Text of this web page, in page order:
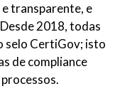
transparente, e
2018, todas
selo CertiGov; isto
de compliance